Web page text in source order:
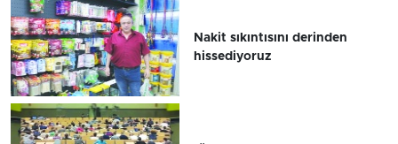
Nakit sıkıntısını derinden
hissediyoruz